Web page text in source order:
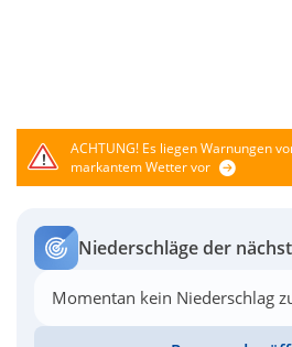
ACHTUNG!Es liegen Warnungen
markantem Wetter vor
Niederschläge der
Momentan kein Niederschlag